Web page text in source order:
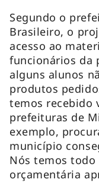
Segundo o
Brasileiro, o
acesso ao
funcionários da
alguns alunos
produtos
temos recebido
prefeituras de
exemplo,
município
Nós temos
orçamentária